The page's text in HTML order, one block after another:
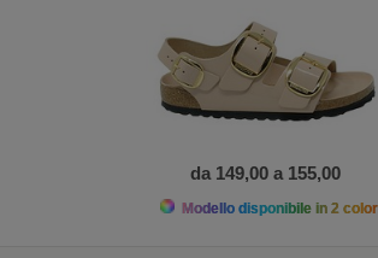
da 149,00 a 155,00
Modello disponibile in 2